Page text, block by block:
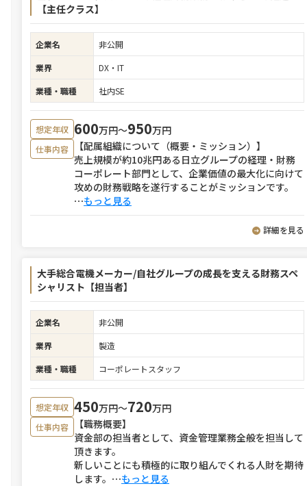
【主任クラス】
企業名
非公開
業界
DX・IT
業種・職種
社内SE
想定年収 600万円〜950万円
仕事内容
【配属組織について（概要・ミッション）】
売上規模が約10兆円ある日立グループの経理・財務
コーポレート部門として、企業価値の最大化に向けて
攻めの財務戦略を遂行することがミッションです。
⋯もっと見る
詳細を見る
大手総合電機メーカー/自社グループの成長を支える財務スペ
シャリスト【担当者】
企業名
非公開
業界
製造
業種・職種
コーポレートスタッフ
想定年収 450万円〜720万円
仕事内容
【職務概要】
資金部の担当者として、資金管理業務全般を担当して
頂きます。
新しいことにも積極的に取り組んでくれる人財を期待
します。 ⋯もっと見る